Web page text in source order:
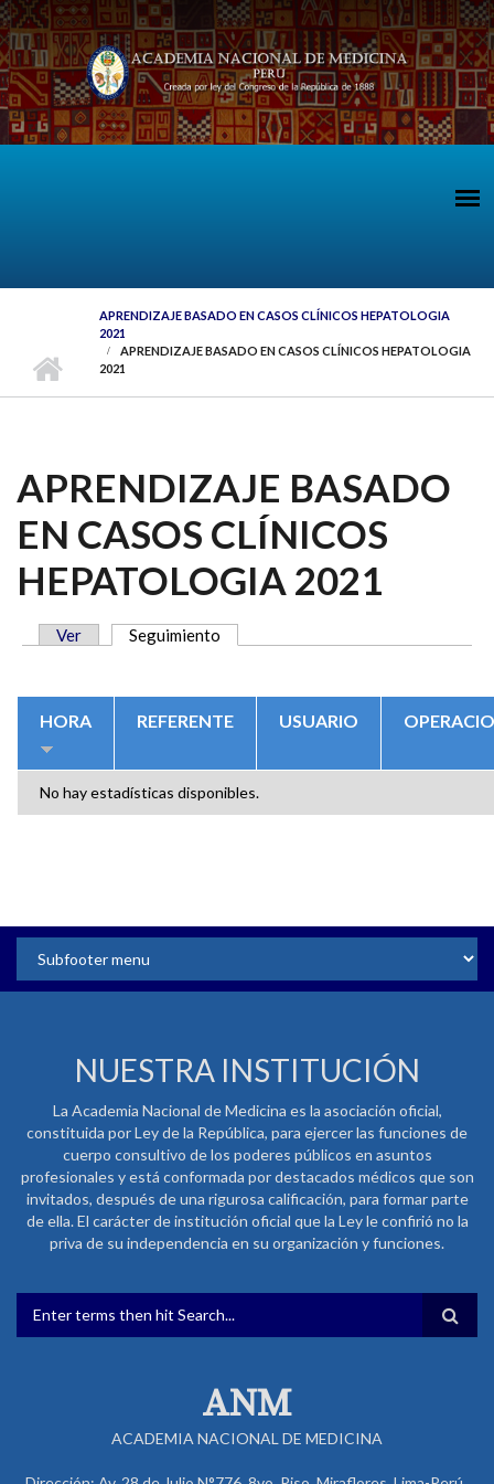
Pasar al contenido principal
APRENDIZAJE BASADO EN CASOS CLÍNICOS HEPATOLOGIA
2021
APRENDIZAJE BASADO EN CASOS CLÍNICOS HEPATOLOGIA
2021
APRENDIZAJE BASADO
EN CASOS CLÍNICOS
HEPATOLOGIA 2021
Ver Seguimiento
HORA REFERENTE USUARIO
No hay estadísticas disponibles.
NUESTRA INSTITUCIÓN
La Academia Nacional de Medicina es la asociación oficial,
constituida por Ley de la República, para ejercer las funciones de
cuerpo consultivo de los poderes públicos en asuntos
profesionales y está conformada por destacados médicos que son
invitados, después de una rigurosa calificación, para formar parte
de ella. El carácter de institución oficial que la Ley le confirió no la
priva de su independencia en su organización y funciones.
FORMULARIO DE BÚSQUEDA
ANM
ACADEMIA NACIONAL DE MEDICINA